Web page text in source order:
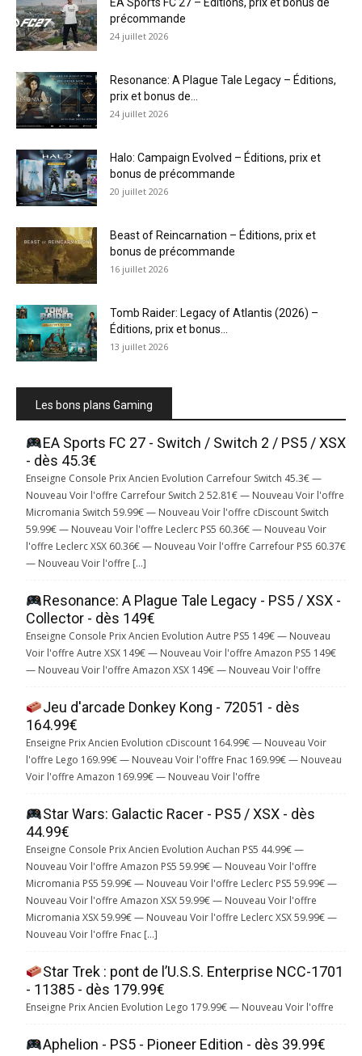
précommande
24 juillet 2026
Resonance: A Plague Tale Legacy – Éditions,
prix et bonus de...
24 juillet 2026
Halo: Campaign Evolved – Éditions, prix et
bonus de précommande
20 juillet 2026
Beast of Reincarnation – Éditions, prix et
bonus de précommande
16 juillet 2026
Tomb Raider: Legacy of Atlantis (2026) –
Éditions, prix et bonus...
13 juillet 2026
Les bons plans Gaming
EA Sports FC 27 - Switch / Switch 2 / PS5 / XSX
- dès 45.3€
Enseigne Console Prix Ancien Evolution Carrefour Switch 45.3€ —
Nouveau Voir l'offre Carrefour Switch 2 52.81€ — Nouveau Voir l'offre
Micromania Switch 59.99€ — Nouveau Voir l'offre cDiscount Switch
59.99€ — Nouveau Voir l'offre Leclerc PS5 60.36€ — Nouveau Voir
l'offre Leclerc XSX 60.36€ — Nouveau Voir l'offre Carrefour PS5 60.37€
— Nouveau Voir l'offre […]
Resonance: A Plague Tale Legacy - PS5 / XSX -
Collector - dès 149€
Enseigne Console Prix Ancien Evolution Autre PS5 149€ — Nouveau
Voir l'offre Autre XSX 149€ — Nouveau Voir l'offre Amazon PS5 149€
— Nouveau Voir l'offre Amazon XSX 149€ — Nouveau Voir l'offre
Jeu d'arcade Donkey Kong - 72051 - dès
164.99€
Enseigne Prix Ancien Evolution cDiscount 164.99€ — Nouveau Voir
l'offre Lego 169.99€ — Nouveau Voir l'offre Fnac 169.99€ — Nouveau
Voir l'offre Amazon 169.99€ — Nouveau Voir l'offre
Star Wars: Galactic Racer - PS5 / XSX - dès
44.99€
Enseigne Console Prix Ancien Evolution Auchan PS5 44.99€ —
Nouveau Voir l'offre Amazon PS5 59.99€ — Nouveau Voir l'offre
Micromania PS5 59.99€ — Nouveau Voir l'offre Leclerc PS5 59.99€ —
Nouveau Voir l'offre Amazon XSX 59.99€ — Nouveau Voir l'offre
Micromania XSX 59.99€ — Nouveau Voir l'offre Leclerc XSX 59.99€ —
Nouveau Voir l'offre Fnac […]
Star Trek : pont de l’U.S.S. Enterprise NCC-1701
- 11385 - dès 179.99€
Enseigne Prix Ancien Evolution Lego 179.99€ — Nouveau Voir l'offre
Aphelion - PS5 - Pioneer Edition - dès 39.99€